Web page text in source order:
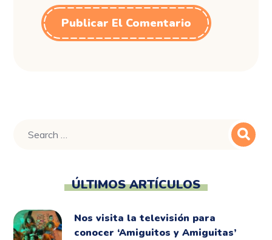
ÚLTIMOS ARTÍCULOS
Nos visita la televisión para
conocer ‘Amiguitos y Amiguitas’